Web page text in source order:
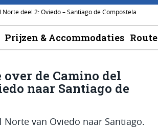
Norte deel 2: Oviedo – Santiago de Compostela
Prijzen & Accommodaties Route
de Camino del
naar Santiago de
Norte van Oviedo naar Santiago.